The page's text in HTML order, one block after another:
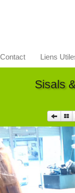
Contact Liens
Sisals